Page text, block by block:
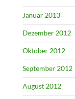
Januar 2013
Dezember 2012
Oktober 2012
September 2012
August 2012